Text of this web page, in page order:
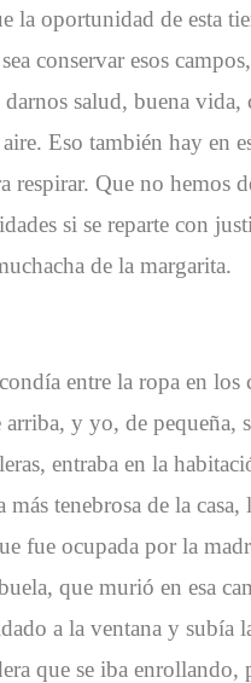
la oportunidad de esta
conservar esos
salud, buena vida,
Eso también hay en
respirar. Que no hemos
si se reparte con
de la margarita.
entre la ropa en los
y yo, de pequeña,
entraba en la
más tenebrosa de la casa,
fue ocupada por la
que murió en esa
a la ventana y subía
que se iba enrollando,